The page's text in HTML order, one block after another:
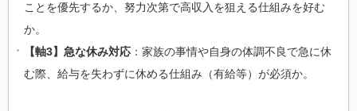
ことを優先するか、努力次第で高収入を狙える仕組みを好む
か。
【軸3】急な休み対応 ：家族の事情や自身の体調不良で急に休
む際、給与を失わずに休める仕組み（有給等）が必須か。